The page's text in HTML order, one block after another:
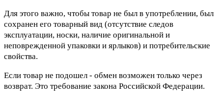
Для этого важно, чтобы товар не был в употреблении, был
сохранен его товарный вид (отсутствие следов
эксплуатации, носки, наличие оригинальной и
неповрежденной упаковки и ярлыков) и потребительские
свойства.
Если товар не подошел - обмен возможен только через
возврат. Это требование закона Российской Федерации.